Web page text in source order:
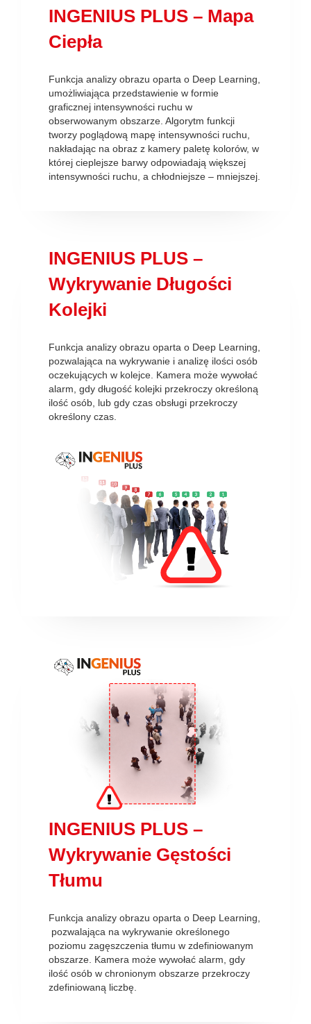
INGENIUS PLUS – Mapa
Ciepła
Funkcja analizy obrazu oparta o Deep Learning,
umożliwiająca przedstawienie w formie
graficznej intensywności ruchu w
obserwowanym obszarze. Algorytm funkcji
tworzy poglądową mapę intensywności ruchu,
nakładając na obraz z kamery paletę kolorów, w
której cieplejsze barwy odpowiadają większej
intensywności ruchu, a chłodniejsze – mniejszej.
INGENIUS PLUS –
Wykrywanie Długości
Kolejki
Funkcja analizy obrazu oparta o Deep Learning,
pozwalająca na wykrywanie i analizę ilości osób
oczekujących w kolejce. Kamera może wywołać
alarm, gdy długość kolejki przekroczy określoną
ilość osób, lub gdy czas obsługi przekroczy
określony czas.
INGENIUS PLUS –
Wykrywanie Gęstości
Tłumu
Funkcja analizy obrazu oparta o Deep Learning,
pozwalająca na wykrywanie określonego
poziomu zagęszczenia tłumu w zdefiniowanym
obszarze. Kamera może wywołać alarm, gdy
ilość osób w chronionym obszarze przekroczy
zdefiniowaną liczbę.